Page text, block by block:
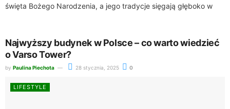
święta Bożego Narodzenia, a jego tradycje sięgają głęboko w
Najwyższy budynek w Polsce – co warto wiedzieć
o Varso Tower?
by Paulina Piechota 28 stycznia, 2025 0
LIFESTYLE